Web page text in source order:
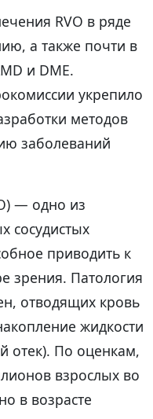
RVO в ряде
а также почти в
и DME.
укрепило
методов
заболеваний
— одно из
сосудистых
приводить к
зрения. Патология
отводящих кровь
жидкости
отек). По оценкам,
взрослых во
в возрасте